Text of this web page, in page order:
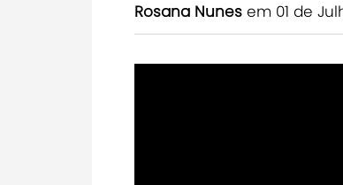
Rosana Nunes em 01 de